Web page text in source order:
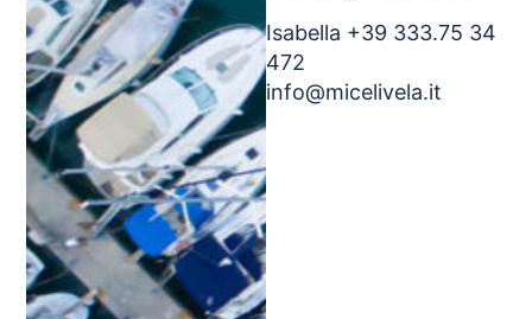
Isabella +39 333.75 34
472
info@micelivela.it